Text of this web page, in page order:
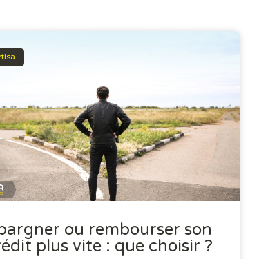
ou rembourser son
plus vite : que choisir ?